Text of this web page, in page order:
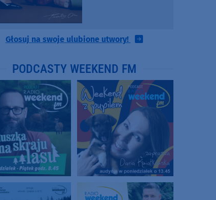
Głosuj na swoje ulubione utwory!
PODCASTY WEEKEND FM